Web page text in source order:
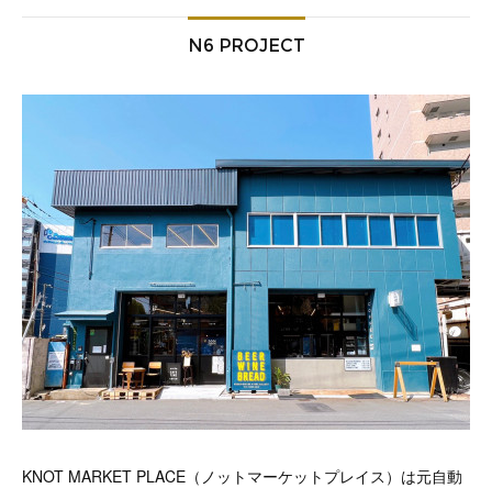
N6 PROJECT
KNOT MARKET PLACE（ノットマーケットプレイス）は元自動